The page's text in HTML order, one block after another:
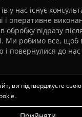
у нас існує
і оперативне
обробку відразу
Ми робимо все, щоб
і повернулися до нас
ЄвроВоз © 2026
ви підтверджуєте свою